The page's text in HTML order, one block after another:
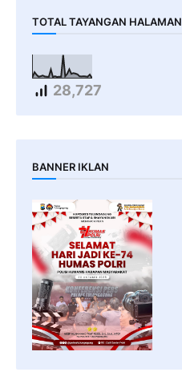
TOTAL TAYANGAN HALAMAN
28,727
BANNER IKLAN